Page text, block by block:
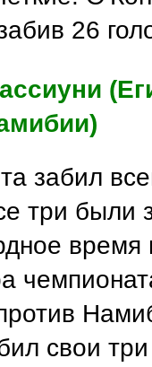
26
забил
три были
свои